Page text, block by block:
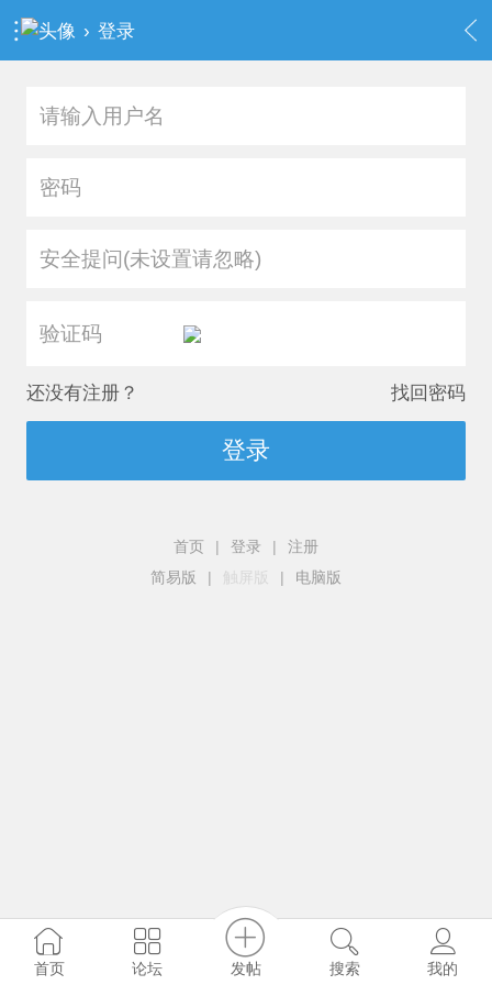
› 登录
安全提问(未设置请忽略)
还没有注册？ 找回密码
登录
首页 | 登录 |
注册
简易版
| 触屏版 | 电脑版
首页 论坛 发帖 搜索 我的